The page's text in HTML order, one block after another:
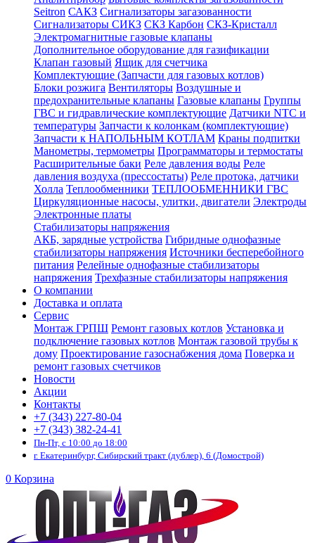
Seitron САКЗ Сигнализаторы загазованности
Сигнализаторы СИКЗ СКЗ Карбон СКЗ-Кристалл
Электромагнитные газовые клапаны
Дополнительное оборудование для газификации
Клапан газовый Ящик для счетчика
Комплектующие (Запчасти для газовых котлов)
Блоки розжига Вентиляторы Воздушные и
предохранительные клапаны Газовые клапаны Группы
ГВС и гидравлические комплектующие Датчики NTC и
температуры Запчасти к колонкам (комплектующие)
Запчасти к НАПОЛЬНЫМ КОТЛАМ Краны подпитки
Манометры, термометры Программаторы и термостаты
Расширительные баки Реле давления воды Реле
давления воздуха (прессостаты) Реле протока, датчики
Холла Теплообменники ТЕПЛООБМЕННИКИ ГВС
Циркуляционные насосы, улитки, двигатели Электроды
Электронные платы
Стабилизаторы напряжения
АКБ, зарядные устройства Гибридные однофазные
стабилизаторы напряжения Источники бесперебойного
питания Релейные однофазные стабилизаторы
напряжения Трехфазные стабилизаторы напряжения
О компании
Доставка и оплата
Сервис
Монтаж ГРПШ Ремонт газовых котлов Установка и
подключение газовых котлов Монтаж газовой трубы к
дому Проектирование газоснабжения дома Поверка и
ремонт газовых счетчиков
Новости
Акции
Контакты
+7 (343) 227-80-04
+7 (343) 382-24-41
Пн-Пт, с 10:00 до 18:00
г. Екатеринбург, Сибирский тракт (дублер), 6 (Домострой)
0 Корзина